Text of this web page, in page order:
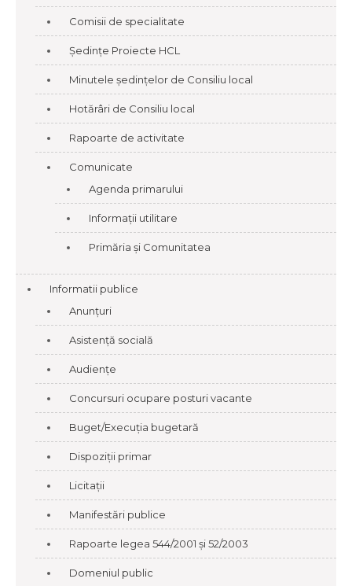
Comisii de specialitate
Ședințe Proiecte HCL
Minutele ședințelor de Consiliu local
Hotărâri de Consiliu local
Rapoarte de activitate
Comunicate
Agenda primarului
Informații utilitare
Primăria și Comunitatea
Informatii publice
Anunțuri
Asistență socială
Audiențe
Concursuri ocupare posturi vacante
Buget/Execuția bugetară
Dispoziții primar
Licitații
Manifestări publice
Rapoarte legea 544/2001 și 52/2003
Domeniul public